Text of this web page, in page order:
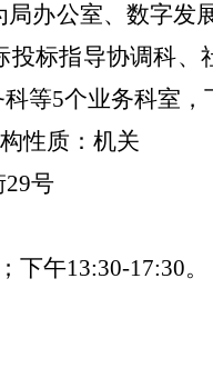
局办公室、数字发
标指导协调科
科等5个业务科室，
性质：机关
29号
；下午13:30-17:30。